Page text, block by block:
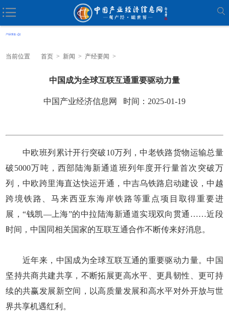
当前位置 首页 > 新闻 > 产经要闻 >
中国成为全球互联互通重要驱动力量
中国产业经济信息网 时间：2025-01-19
中欧班列累计开行突破10万列，中老铁路货物运输总量
破5000万吨，西部陆海新通道班列年度开行量首次突破万
列，中欧跨里海直达快运开通，中吉乌铁路启动建设，中越
跨境铁路、马来西亚东海岸铁路等重点项目取得重要进
展，“钱凯—上海”的中拉陆海新通道实现双向贯通……近段
时间，中国同相关国家的互联互通合作不断传来好消息。
近年来，中国成为全球互联互通的重要驱动力量。中国
坚持共商共建共享，不断拓展更高水平、更具韧性、更可持
续的共赢发展新空间，以高质量发展和高水平对外开放与世
界共享机遇红利。